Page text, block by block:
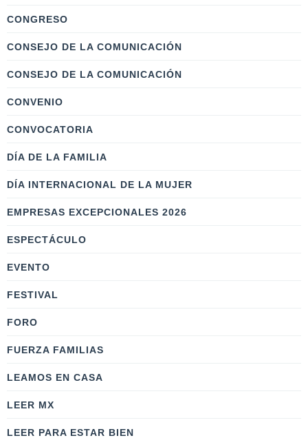
CONGRESO
CONSEJO DE LA COMUNICACIÓN
CONSEJO DE LA COMUNICACIÓN
CONVENIO
CONVOCATORIA
DÍA DE LA FAMILIA
DÍA INTERNACIONAL DE LA MUJER
EMPRESAS EXCEPCIONALES 2026
ESPECTÁCULO
EVENTO
FESTIVAL
FORO
FUERZA FAMILIAS
LEAMOS EN CASA
LEER MX
LEER PARA ESTAR BIEN